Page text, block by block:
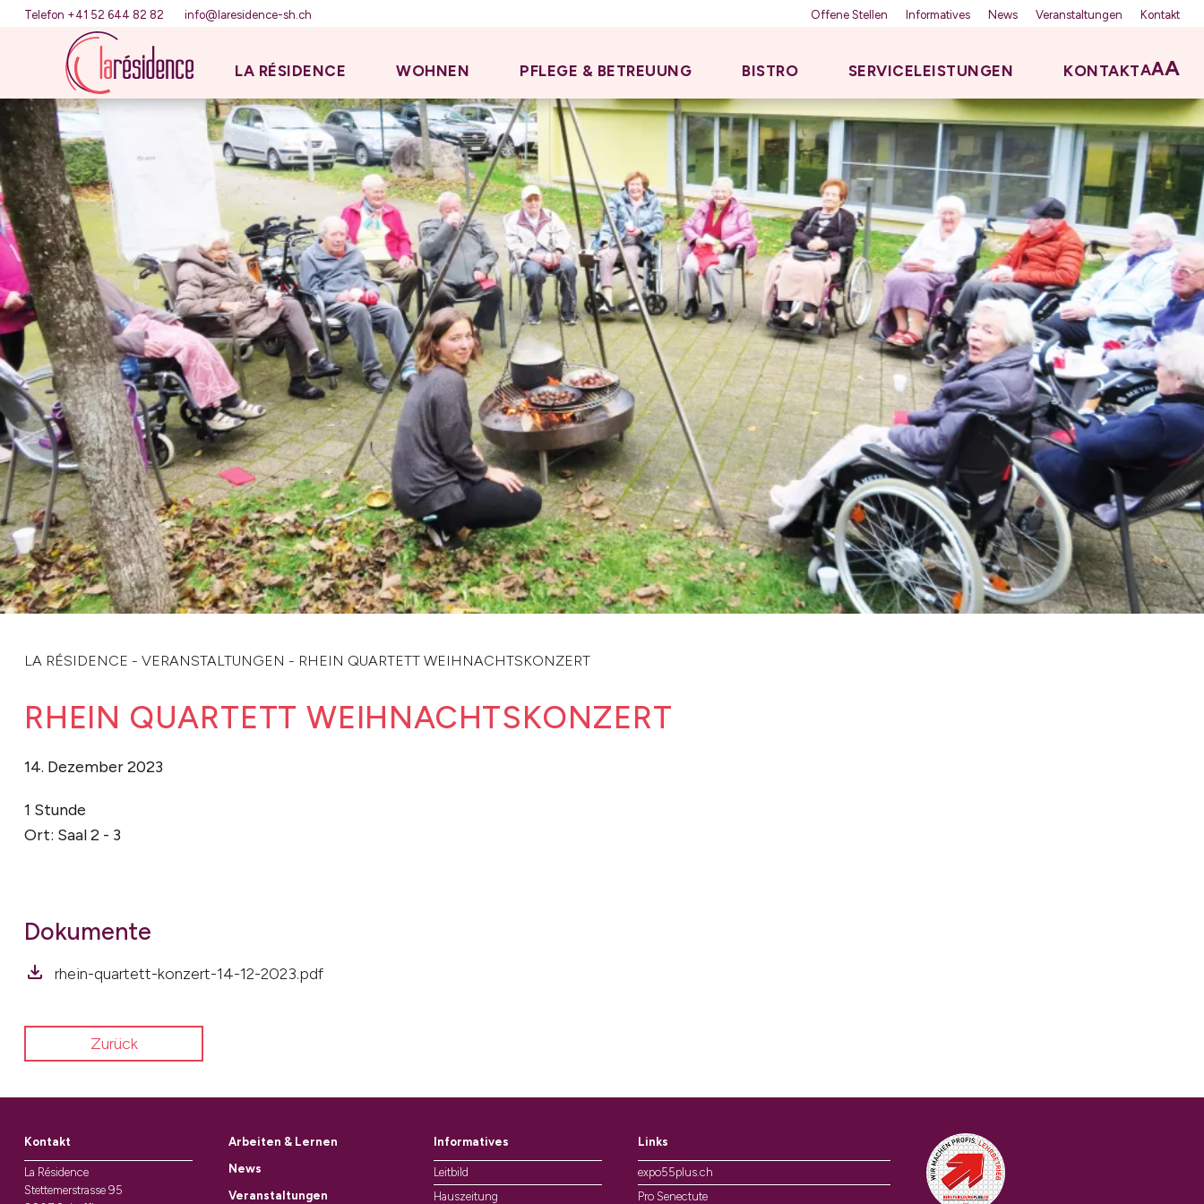
Telefon +41 52 644 82 82 info@laresidence-sh.ch Offene Stellen Informatives News Veranstaltungen Kontakt
LA RÉSIDENCE WOHNEN PFLEGE & BETREUUNG BISTRO SERVICELEISTUNGEN KONTAKTAAA
LA RÉSIDENCE - VERANSTALTUNGEN - RHEIN QUARTETT WEIHNACHTSKONZERT
RHEIN QUARTETT WEIHNACHTSKONZERT
14. Dezember 2023
1 Stunde
Ort: Saal 2 - 3
Dokumente
rhein-quartett-konzert-14-12-2023.pdf
Zurück
Kontakt
La Résidence
Stettemerstrasse 95
Arbeiten & Lernen
News
Veranstaltungen
Informatives
Leitbild
Hauszeitung
Links
expo55plus.ch
Pro Senectute
Auszeichnungen